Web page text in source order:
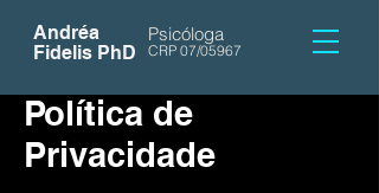
Andréa
Fidelis PhD
Psicóloga
CRP 07/05967
Política de
Privacidade